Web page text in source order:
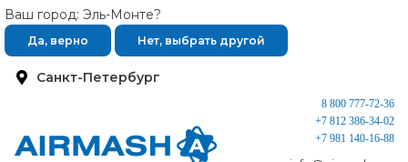
Санкт-Петербург
Ваш город: Эль-Монте?
Да, верно Нет, выбрать другой
8 800 777-72-36
+7 812 386-34-02
+7 981 140-16-88